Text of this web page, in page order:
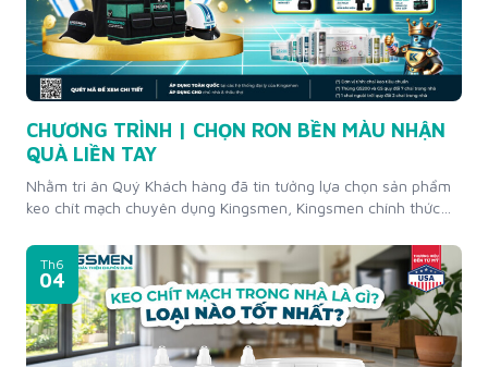
CHƯƠNG TRÌNH | CHỌN RON BỀN MÀU NHẬN
QUÀ LIỀN TAY
Nhằm tri ân Quý Khách hàng đã tin tưởng lựa chọn sản phẩm
keo chít mạch chuyên dụng Kingsmen, Kingsmen chính thức
NHẬN QUÀ LIỀN TAY” với hàng ngàn phần quà thương hiệu
độc quyền dành cho Chủ nhà và Thầu thợ trên toàn...
Th6
04